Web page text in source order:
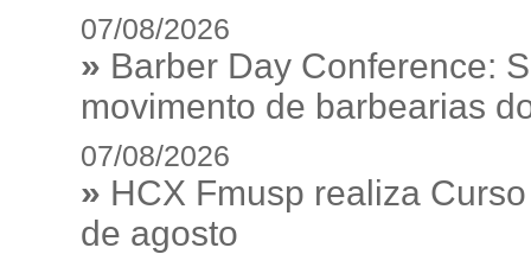
07/08/2026
» Barber Day Conference:
movimento de barbearias
07/08/2026
» HCX Fmusp realiza
de agosto